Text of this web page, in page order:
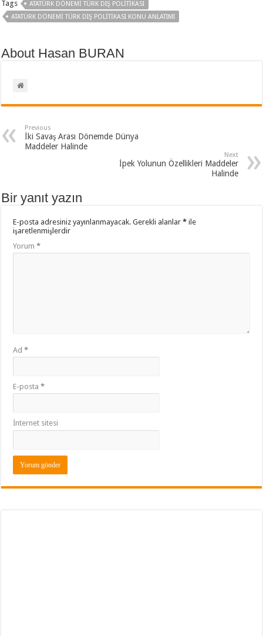
Tags
ATATÜRK DÖNEMI TÜRK DIŞ POLITIKASI
ATATÜRK DÖNEMI TÜRK DIŞ POLITIKASI KONU ANLATIMI
About Hasan BURAN
Previous
İki Savaş Arası Dönemde Dünya
Maddeler Halinde
Next
İpek Yolunun Özellikleri Maddeler
Halinde
Bir yanıt yazın
E-posta adresiniz yayınlanmayacak. Gerekli alanlar* ile
işaretlenmişlerdir
Yorum*
Ad*
E-posta*
İnternet sitesi